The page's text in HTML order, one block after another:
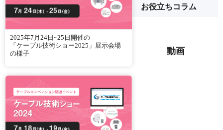
2025年7月24日~25日開催の
「ケーブル技術ショー2025」展示会場
の様子
お役立ちコラム
動画